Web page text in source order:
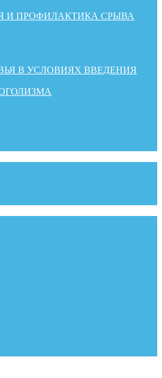
И ПРОФИЛАКТИКА СРЫВА
В УСЛОВИЯХ ВВЕДЕНИЯ